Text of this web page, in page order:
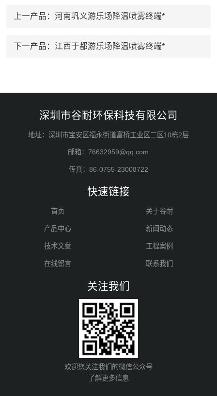
上一产品： 河南巩义游乐场降温喷雾终端*
下一产品： 江西于都游乐场降温喷雾终端*
深圳市谷耐环保科技有限公司
地址：深圳市宝安区福永街道富桥工业区二区10栋2层
邮箱：76632959@qq.com
传真：86-0755-23008722
快速链接
首页 关于谷耐
产品中心 新闻动态
技术文章 工程案例
在线留言 联系我们
关注我们
欢迎您关注我们的微信公众号
了解更多信息